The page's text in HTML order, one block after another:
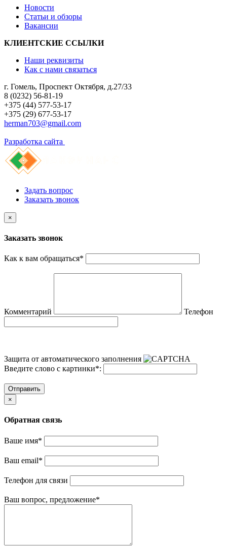
Новости
Статьи и обзоры
Вакансии
КЛИЕНТСКИЕ ССЫЛКИ
Наши реквизиты
Как с нами связаться
г. Гомель, Проспект Октября, д.27/33
8 (0232) 56-81-19
+375 (44) 577-53-17
+375 (29) 677-53-17
herman703@gmail.com
Разработка сайта
Задать вопрос
Заказать звонок
×
Заказать звонок
Как к вам обращаться*
Комментарий Телефон
Защита от автоматического заполнения
Введите слово с картинки*:
Отправить
×
Обратная связь
Ваше имя*
Ваш email*
Телефон для связи
Ваш вопрос, предложение*